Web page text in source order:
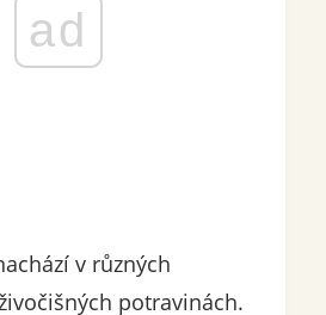
ad
v různých
potravinách.